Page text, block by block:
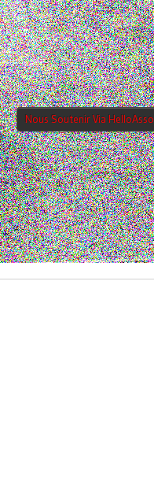
Nous Soutenir Via HelloAsso